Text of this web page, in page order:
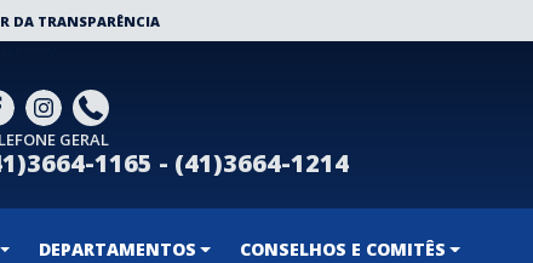
DA TRANSPARÊNCIA
GERAL
1165 - (41)3664-1214
DEPARTAMENTOS CONSELHOS E COMITÊS